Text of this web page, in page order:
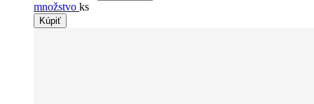
množstvo ks
Kúpiť